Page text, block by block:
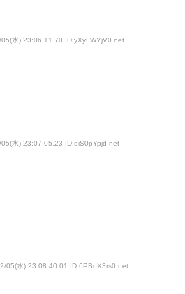
水) 23:06:11.70 ID:yXyFWYjV0 .net
水) 23:07:05.23 ID:oiS0pYpjd.net
05(水) 23:08:40.01 ID:6PBoX3rs0.net